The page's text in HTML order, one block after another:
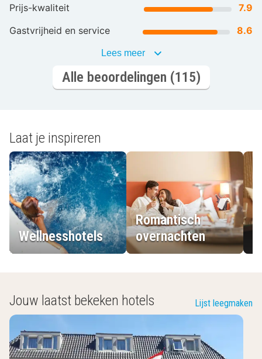
Prijs-kwaliteit
7.9
Gastvrijheid en service
8.6
Lees meer
Alle beoordelingen (115)
Laat je inspireren
Wellnesshotels
Romantisch
overnachten
Jouw laatst bekeken hotels Lijst leegmaken